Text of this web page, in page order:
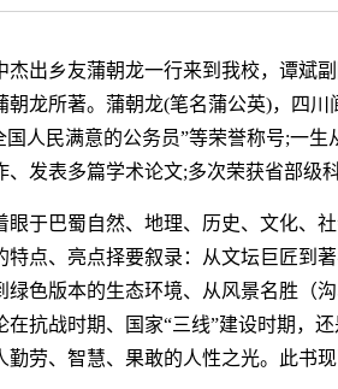
杰出乡友蒲朝龙一行来到我校，谭斌
朝龙所著。蒲朝龙(笔名蒲公英)，四
国人民满意的公务员”等荣誉称号;一
发表多篇学术论文;多次荣获省部级
眼于巴蜀自然、地理、历史、文化、
特点、亮点择要叙录：从文坛巨匠到
绿色版本的生态环境、从风景名胜（
在抗战时期、国家“三线”建设时期，
勤劳、智慧、果敢的人性之光。此书